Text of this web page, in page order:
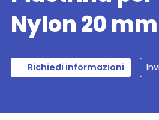
Nylon 20 mm
Richiedi informazioni